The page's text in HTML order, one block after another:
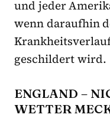
und jeder
wenn daraufhin
geschildert wird.
ENGLAND –
WETTER